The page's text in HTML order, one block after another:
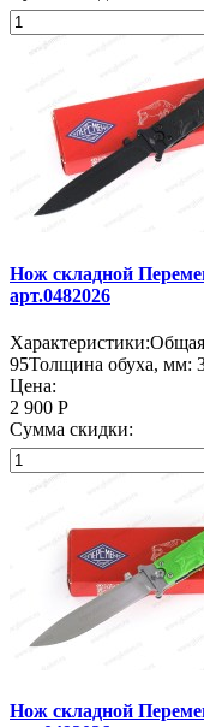
Нож складной
арт.0482026
95Толщина обуха, мм:
Цена:
2 900 Р
Сумма скидки:
Нож складной